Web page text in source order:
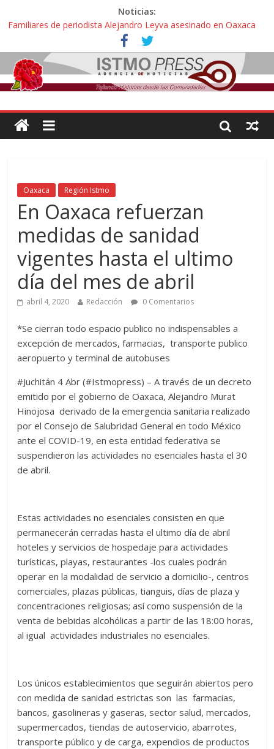
Noticias:
Familiares de periodista Alejandro Leyva asesinado en Oaxaca
protestan y exigen justicia en desfile de delegaciones
Alertan pescadores de Juchitán, Oaxaca de nuevo despojo de su
territorio para construir un parque eólico
Pescadores y comuneros ikoots detienen la extracción ilegal de
material pétreo de gravera Oyamel
ahora pescadores de Salinas del Marqués denuncian daños de
Pemex
Oaxaca Región Istmo
En Oaxaca refuerzan
medidas de sanidad
vigentes hasta el ultimo
día del mes de abril
abril 4, 2020 Redacción 0 Comentarios
*Se cierran todo espacio publico no indispensables a
excepción de mercados, farmacias, transporte publico
aeropuerto y terminal de autobuses
#Juchitán 4 Abr (#Istmopress) – A través de un decreto
emitido por el gobierno de Oaxaca, Alejandro Murat
Hinojosa derivado de la emergencia sanitaria realizado
por el Consejo de Salubridad General en todo México
ante el COVID-19, en esta entidad federativa se
suspendieron las actividades no esenciales hasta el 30
de abril.
Estas actividades no esenciales consisten en que
permanecerán cerradas hasta el ultimo día de abril
hoteles y servicios de hospedaje para actividades
turísticas, playas, restaurantes -los cuales podrán
operar en la modalidad de servicio a domicilio-, centros
comerciales, plazas públicas, tianguis, días de plaza y
concentraciones religiosas; así como suspensión de la
venta de bebidas alcohólicas a partir de las 18:00 horas,
al igual actividades industriales no esenciales.
Los únicos establecimientos que seguirán abiertos pero
con medida de sanidad estrictas son las farmacias,
bancos, gasolineras y gaseras, sector salud, mercados,
supermercados, tiendas de autoservicio, abarrotes,
transporte público y de carga, expendios de productos